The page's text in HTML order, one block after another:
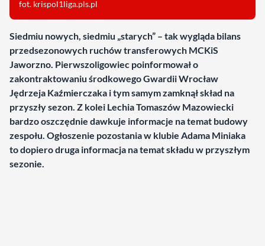
fot. krispol1liga.pls.pl
Siedmiu nowych, siedmiu „starych” – tak wygląda bilans
przedsezonowych ruchów transferowych MCKiS
Jaworzno. Pierwszoligowiec poinformował o
zakontraktowaniu środkowego Gwardii Wrocław
Jędrzeja Kaźmierczaka i tym samym zamknął skład na
przyszły sezon. Z kolei Lechia Tomaszów Mazowiecki
bardzo oszczędnie dawkuje informacje na temat budowy
zespołu. Ogłoszenie pozostania w klubie Adama Miniaka
to dopiero druga informacja na temat składu w przyszłym
sezonie.